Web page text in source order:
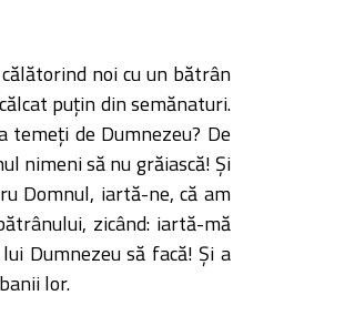
noi cu un bătrân
puţin din semănaturi.
temeţi de Dumnezeu? De
nimeni să nu grăiască! Şi
Domnul, iartă-ne, că am
zicând: iartă-mă
Dumnezeu să facă! Şi a
lor.